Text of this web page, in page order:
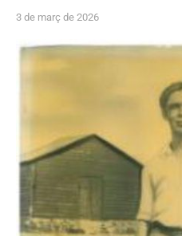
3 de març de 2026